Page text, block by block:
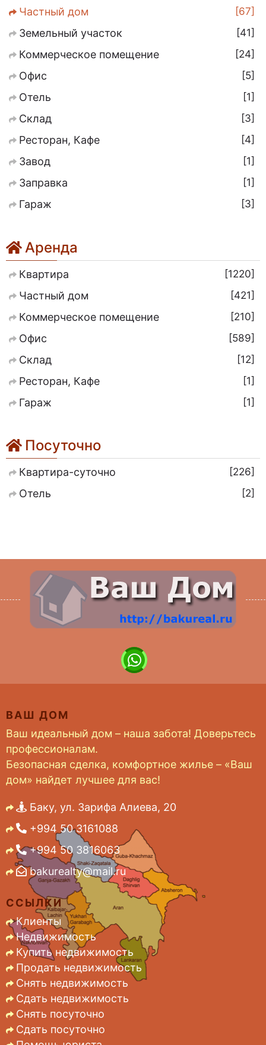
Частный дом
67
Земельный участок
41
Коммерческое помещение
24
Офис
5
Отель
1
Склад
3
Ресторан, Кафе
4
Завод
1
Заправка
1
Гараж
3
Аренда
Квартира
1220
Частный дом
421
Коммерческое помещение
210
Офис
589
Склад
12
Ресторан, Кафе
1
Гараж
1
Посуточно
Квартира-суточно
226
Отель
2
ВАШ ДОМ
Ваш идеальный дом – наша забота! Доверьтесь
профессионалам.
Безопасная сделка, комфортное жилье – «Ваш
дом» найдет лучшее для вас!
Баку, ул. Зарифа Алиева, 20
+994 50 3161088
+994 50 3816063
bakurealty@mail.ru
ССЫЛКИ
Клиенты
Недвижимость
Купить недвижимость
Продать недвижимость
Снять недвижимость
Сдать недвижимость
Снять посуточно
Сдать посуточно